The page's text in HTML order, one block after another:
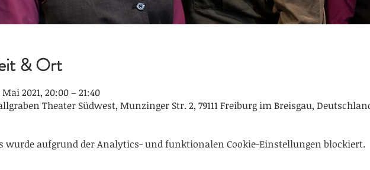
& Ort
Mai 2021, 20:00 – 21:40
Theater Südwest, Munzinger Str. 2, 79111 Freiburg im Breisgau,
wurde aufgrund der Analytics- und funktionalen Cookie-Einstellungen blockiert.